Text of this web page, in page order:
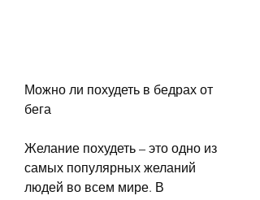
Можно ли похудеть в бедрах от
бега
Желание похудеть – это одно из
самых популярных желаний
людей во всем мире. В